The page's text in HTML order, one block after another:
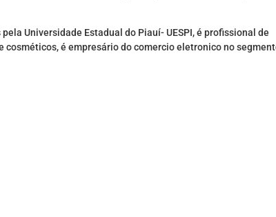
Universidade Estadual do Piauí- UESPI, é profissional de
cosméticos, é empresário do comercio eletronico no